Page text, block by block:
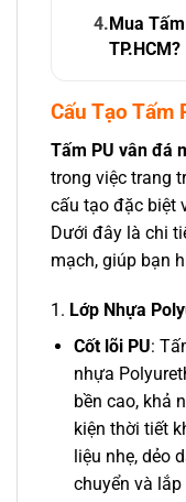
4.Mua
TP.HCM?
Cấu Tạo Tấm
Tấm PU vân đá
trong việc trang
cấu tạo đặc biệt
Dưới đây là chi
mạch, giúp bạn
1. Lớp Nhựa
Cốt lõi PU:
nhựa
bền cao, khả
kiện thời tiết
liệu nhẹ, dẻo
chuyển và lắp